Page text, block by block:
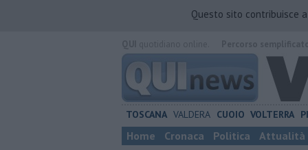
Questo sito contribuisce
TOSCANA VALDERA CUOIO VOLTERRA
Home Cronaca Politica Attualità